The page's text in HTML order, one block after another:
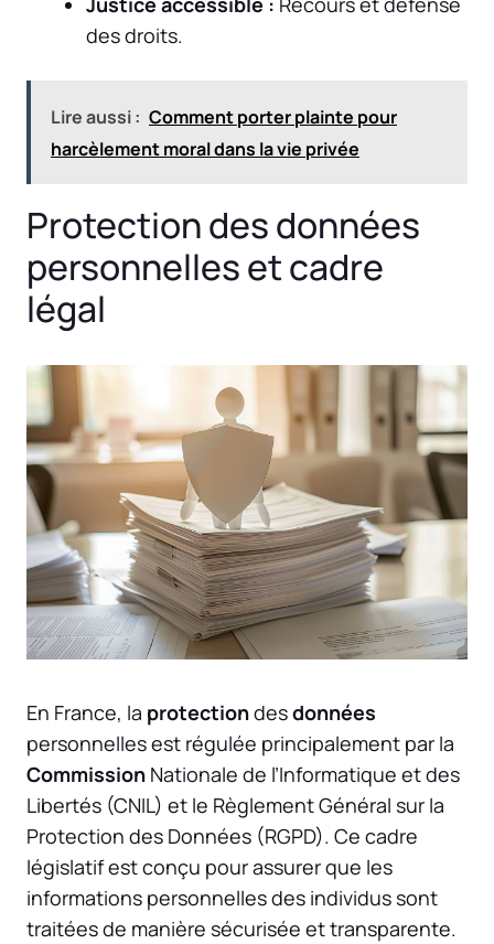
des droits.
Lire aussi : Comment porter plainte pour
harcèlement moral dans la vie privée
Protection des données
personnelles et cadre
légal
En France, la protectiondesdonnées
personnelles est régulée principalement par la
Commission Nationale de l’Informatique et des
Libertés (CNIL) et le Règlement Général sur la
Protection des Données (RGPD). Ce cadre
législatif est conçu pour assurer que les
informations personnelles des individus sont
traitées de manière sécurisée et transparente.